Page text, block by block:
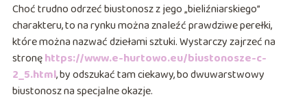
Choć trudno odrzeć biustonosz z jego „bieliźniarskiego”
charakteru, to na rynku można znaleźć prawdziwe perełki,
które można nazwać dziełami sztuki. Wystarczy zajrzeć na
stronęhttps://www.e-hurtowo.eu/biustonosze-c-
2_5.html, by odszukać tam ciekawy, bo dwuwarstwowy
biustonosz na specjalne okazje.